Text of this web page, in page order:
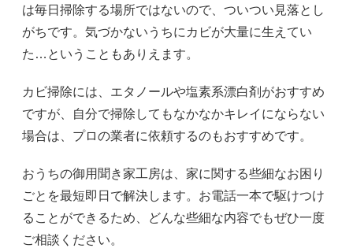
は毎日掃除する場所ではないので、ついつい見落とし
がちです。気づかないうちにカビが大量に生えてい
た…ということもありえます。
カビ掃除には、エタノールや塩素系漂白剤がおすすめ
ですが、自分で掃除してもなかなかキレイにならない
場合は、プロの業者に依頼するのもおすすめです。
おうちの御用聞き家工房は、家に関する些細なお困り
ごとを最短即日で解決します。お電話一本で駆けつけ
ることができるため、どんな些細な内容でもぜひ一度
ご相談ください。